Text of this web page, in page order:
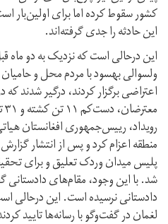
کشور سقوط کرده اما برای اولین‌بار
این حادثه را جدی گرفته‌اند.
این درحالی است که نزدیک به دو ماه
ولسوالی بهسود با مردم محل و
اعتراضی برگزار کردند، درگیر شدند
رویداد، رییس‌جمهوری افغانستان
منطقه اعزام کرد و پس از انتشار
پلیس میدان وردک تعلیق و برای
شد. با این وجود، مقام‌های دادستانی
دادستانی نرسیده است. این درحالی
لغمان در گفت‌وگو با رسانه‌ها تایید